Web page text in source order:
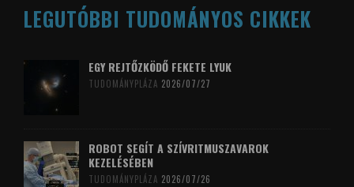
LEGUTÓBBI TUDOMÁNYOS CIKKEK
EGY REJTŐZKÖDŐ FEKETE LYUK
TUDOMÁNYPLÁZA 2026/07/27
ROBOT SEGÍT A SZÍVRITMUSZAVAROK
KEZELÉSÉBEN
TUDOMÁNYPLÁZA 2026/07/26